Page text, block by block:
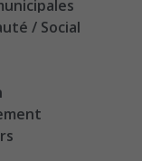
/ Social